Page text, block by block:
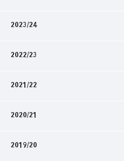
2023/24
2022/23
2021/22
2020/21
2019/20